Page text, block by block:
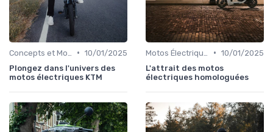
• 10/01/2025
Plongez dans l'univers des
motos électriques KTM
• 10/01/2025
L'attrait des motos
électriques homologuées